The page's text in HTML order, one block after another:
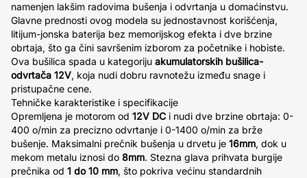
namenjen lakšim radovima bušenja i odvrtanja u domaćinstvu.
Glavne prednosti ovog modela su jednostavnost korišćenja,
litijum-jonska baterija bez memorijskog efekta i dve brzine
obrtaja, što ga čini savršenim izborom za početnike i hobiste.
Ova bušilica spada u kategoriju akumulatorskih bušilica-
odvrtača 12V, koja nudi dobru ravnotežu između snage i
pristupačne cene.
Tehničke karakteristike i specifikacije
Opremljena je motorom od 12V DC i nudi dve brzine obrtaja: 0-
400 o/min za precizno odvrtanje i 0-1400 o/min za brže
bušenje. Maksimalni prečnik bušenja u drvetu je 16mm, dok u
mekom metalu iznosi do 8mm. Stezna glava prihvata burgije
prečnika od 1 do 10 mm, što pokriva većinu standardnih